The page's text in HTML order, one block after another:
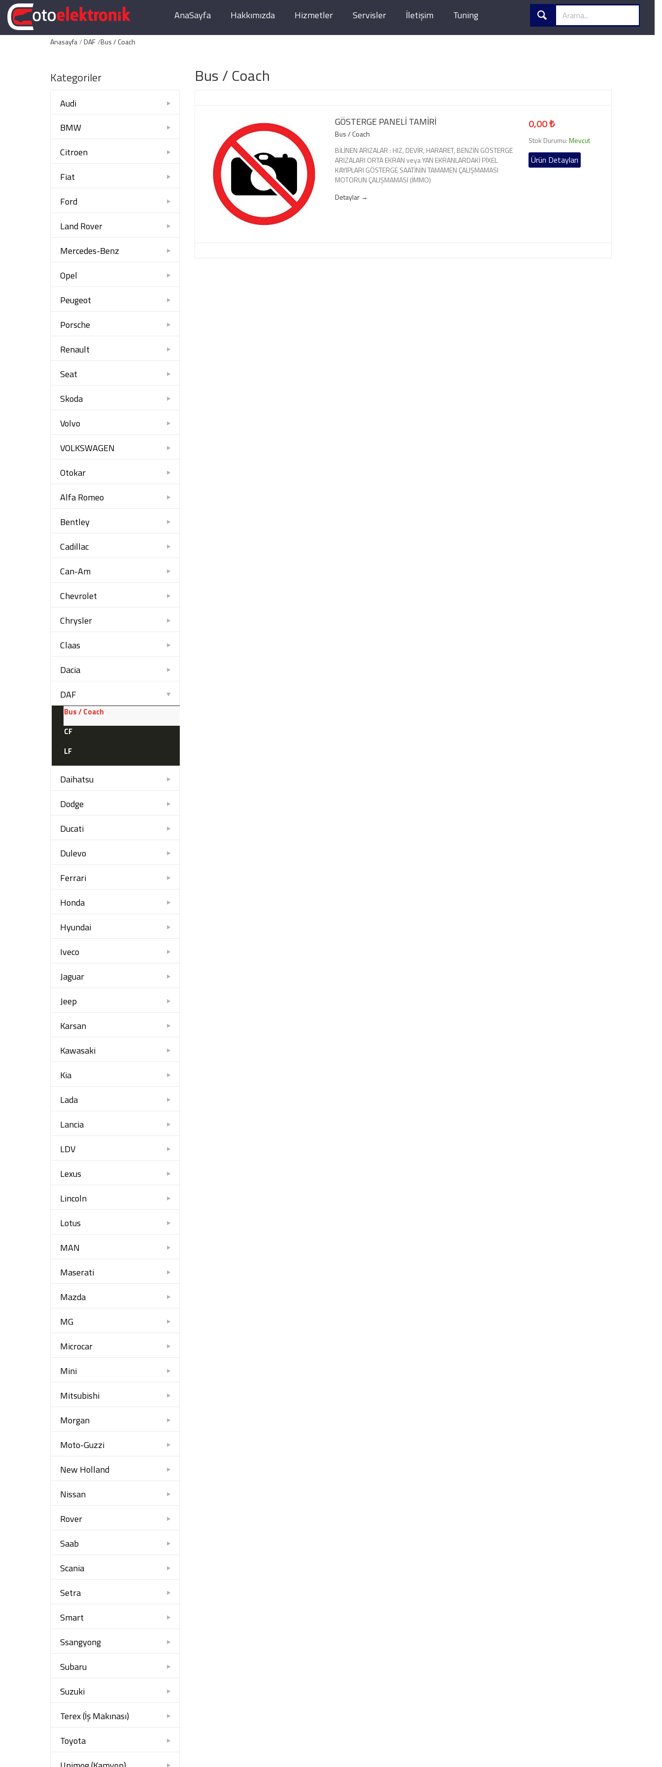
AnaSayfa Hakkımızda Hizmetler Servisler İletişim Tuning
Anasayfa DAF Bus / Coach
Kategoriler
Audi
BMW
Citroen
Fiat
Ford
Land Rover
Mercedes-Benz
Opel
Peugeot
Porsche
Renault
Seat
Skoda
Volvo
VOLKSWAGEN
Otokar
Alfa Romeo
Bentley
Cadillac
Can-Am
Chevrolet
Chrysler
Claas
Dacia
DAF
Bus / Coach
CF
LF
Daihatsu
Dodge
Ducati
Dulevo
Ferrari
Honda
Hyundai
Iveco
Jaguar
Jeep
Karsan
Kawasaki
Kia
Lada
Lancia
LDV
Lexus
Lincoln
Lotus
MAN
Maserati
Mazda
MG
Microcar
Mini
Mitsubishi
Morgan
Moto-Guzzi
New Holland
Nissan
Rover
Saab
Scania
Setra
Smart
Ssangyong
Subaru
Suzuki
Terex (İş Makınası)
Toyota
Bus / Coach
GÖSTERGE PANELİ TAMİRİ
Bus / Coach
BİLİNEN ARIZALAR : HIZ, DEVİR, HARARET, BENZİN GÖSTERGE
ARIZALARI ORTA EKRAN veya YAN EKRANLARDAKİ PİXEL
KAYIPLARI GÖSTERGE SAATİNİN TAMAMEN ÇALIŞMAMASI
MOTORUN ÇALIŞMAMASI (İMMO)
Detaylar →
0,00 ₺
Stok Durumu:Mevcut
Ürün Detayları